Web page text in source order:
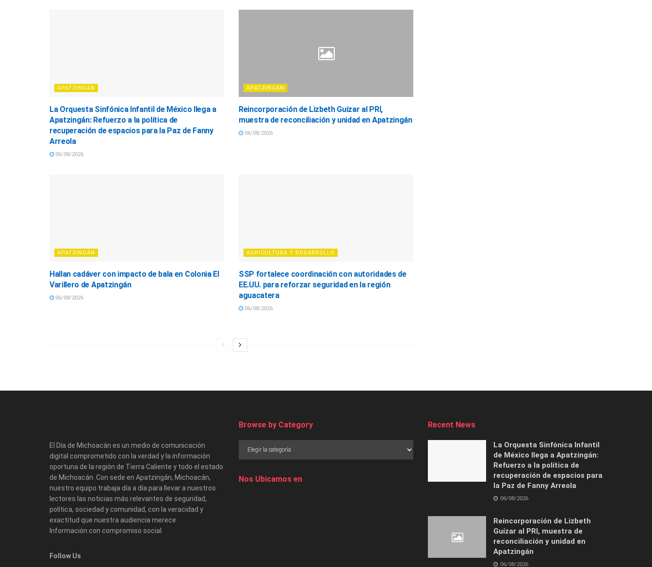
APATZINGÁN
La Orquesta Sinfónica Infantil de México llega a
Apatzingán: Refuerzo a la política de
recuperación de espacios para la Paz de Fanny
Arreola
06/08/2026
APATZINGÁN
Reincorporación de Lizbeth Guízar al PRI,
muestra de reconciliación y unidad en Apatzingán
06/08/2026
APATZINGÁN
Hallan cadáver con impacto de bala en Colonia El
Varillero de Apatzingán
06/08/2026
AGRICULTURA Y DESARROLLO
SSP fortalece coordinación con autoridades de
EE.UU. para reforzar seguridad en la región
aguacatera
06/08/2026
El Día de Michoacán es un medio de comunicación
digital comprometido con la verdad y la información
oportuna de la región de Tierra Caliente y todo el estado
de Michoacán. Con sede en Apatzingán, Michoacán,
nuestro equipo trabaja día a día para llevar a nuestros
lectores las noticias más relevantes de seguridad,
política, sociedad y comunidad, con la veracidad y
exactitud que nuestra audiencia merece.
Información con compromiso social.
Follow Us
Browse by Category
Nos Ubicamos en
Recent News
La Orquesta Sinfónica Infantil
de México llega a Apatzingán:
Refuerzo a la política de
recuperación de espacios para
la Paz de Fanny Arreola
06/08/2026
Reincorporación de Lizbeth
Guízar al PRI, muestra de
reconciliación y unidad en
Apatzingán
06/08/2026